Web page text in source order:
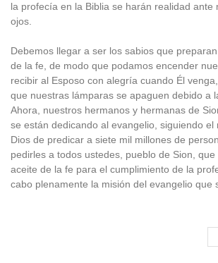
la profecía en la Biblia se harán realidad ante
ojos.
Debemos llegar a ser los sabios que
de la fe, de modo que podamos encender
recibir al Esposo con alegría cuando Él
que nuestras lámparas se apaguen debido a
Ahora, nuestros hermanos y hermanas de
se están dedicando al evangelio, siguiendo el
Dios de predicar a siete mil millones de
pedirles a todos ustedes, pueblo de Sion,
aceite de la fe para el cumplimiento de la
cabo plenamente la misión del evangelio que